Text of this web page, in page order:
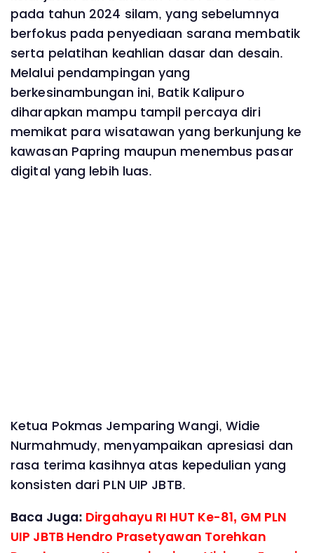
pada tahun 2024 silam, yang sebelumnya
berfokus pada penyediaan sarana membatik
serta pelatihan keahlian dasar dan desain.
Melalui pendampingan yang
berkesinambungan ini, Batik Kalipuro
diharapkan mampu tampil percaya diri
memikat para wisatawan yang berkunjung ke
kawasan Papring maupun menembus pasar
digital yang lebih luas.
Ketua Pokmas Jemparing Wangi, Widie
Nurmahmudy, menyampaikan apresiasi dan
rasa terima kasihnya atas kepedulian yang
konsisten dari PLN UIP JBTB.
Baca Juga: Dirgahayu RI HUT Ke-81, GM PLN
UIP JBTB Hendro Prasetyawan Torehkan